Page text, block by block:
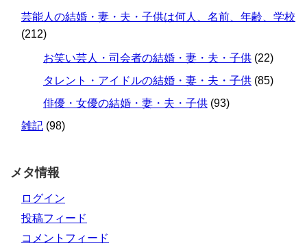
芸能人の結婚・妻・夫・子供は何人、名前、年齢、学校
(212)
お笑い芸人・司会者の結婚・妻・夫・子供 (22)
タレント・アイドルの結婚・妻・夫・子供 (85)
俳優・女優の結婚・妻・夫・子供 (93)
雑記 (98)
メタ情報
ログイン
投稿フィード
コメントフィード